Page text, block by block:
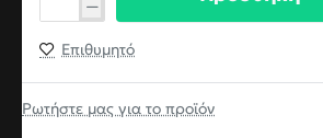
Επιθυμητό
Ρωτήστε μας για το προϊόν